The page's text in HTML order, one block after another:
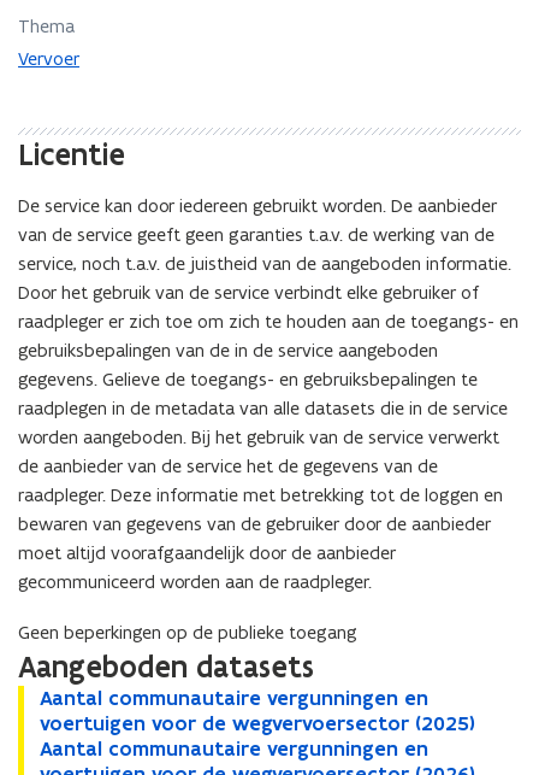
t
e
s
t
Thema
Vervoer
Licentie
De service kan door iedereen gebruikt worden. De aanbieder
van de service geeft geen garanties t.a.v. de werking van de
service, noch t.a.v. de juistheid van de aangeboden informatie.
Door het gebruik van de service verbindt elke gebruiker of
raadpleger er zich toe om zich te houden aan de toegangs- en
gebruiksbepalingen van de in de service aangeboden
gegevens. Gelieve de toegangs- en gebruiksbepalingen te
raadplegen in de metadata van alle datasets die in de service
worden aangeboden. Bij het gebruik van de service verwerkt
de aanbieder van de service het de gegevens van de
raadpleger. Deze informatie met betrekking tot de loggen en
bewaren van gegevens van de gebruiker door de aanbieder
moet altijd voorafgaandelijk door de aanbieder
gecommuniceerd worden aan de raadpleger.
Geen beperkingen op de publieke toegang
Aangeboden datasets
A
a
n
Aantal communautaire vergunningen en
voertuigen voor de wegvervoersector (2025)
A
a
n
A
Aantal communautaire vergunningen en
A